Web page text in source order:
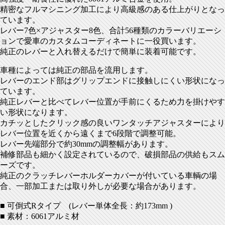
精密なフルマシニング加工により高級感のある仕上がりとなっ
ています。
レバー7色×アジャスター8色、合計56種類のカラーバリエーシ
ョンで愛車のカスタムコーディネートに一役買います。
純正のレバーと入れ替えるだけで簡単に装着可能です。
車種によっては純正の部品を流用します。
レバーのエンド部はグリップエンドに接触しにくい形状になっ
ています。
純正レバーと比べてレバー位置が手前にくるため力を掛けやす
い形状になります。
カチッとしたクリック感の良いワンタッチアジャスターにより
レバー位置を近くから遠くまで6段階で調整可能。
レバー先端部分で約30mmの調整幅があります。
補修部品も細かく設定されているので、破損部品の供給もスム
ーズです。
純正のクラッチレバーホルダーカバーが付いている車輌の場
合、一部加工または取り外しが必要な場合があります。
■ 可倒式Rタイプ (レバー単体全長：約173mm )
■ 素材：6061アルミ材